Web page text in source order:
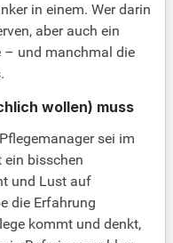
in einem. Wer darin
aber auch ein
– und manchmal die
wollen) muss
sei im
ein bisschen
und Lust auf
die Erfahrung
kommt und denkt,